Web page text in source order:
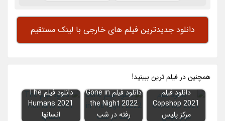
دانلود جدیدترین فیلم های خارجی با لینک مستقیم
همچنين در فيلم ترين ببينيد!
دانلود فیلم
Copshop 2021
مرکز پلیس
دانلود فیلم Gone in
the Night 2022
رفته در شب
دانلود فیلم The
Humans 2021
انسانها